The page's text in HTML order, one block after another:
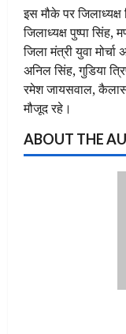
इस मौके पर जिलाध्यक्ष
जिलाध्यक्ष पुष्पा सिंह,
जिला मंत्री युवा
अनिल सिंह, गुडिया
रमेश जायसवाल, कैलास
मौजूद रहे।
ABOUT THE